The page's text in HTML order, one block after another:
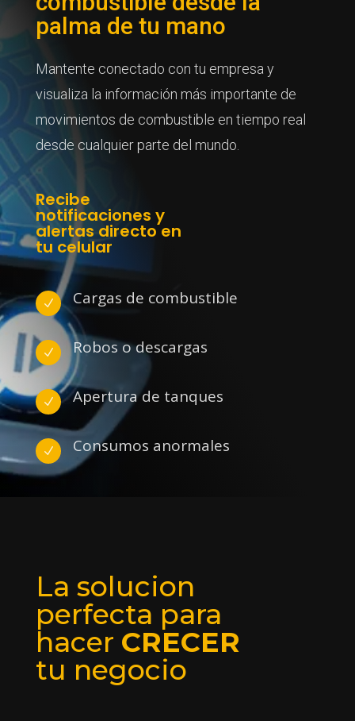
palma de tu mano
Mantente conectado con tu empresa y
visualiza la información más importante de
movimientos de combustible en tiempo real
desde cualquier parte del mundo.
Recibe
notificaciones y
alertas directo en
tu celular
N Cargas de combustible
N Robos o descargas
N Apertura de tanques
N Consumos anormales
La solucion
perfecta para
hacer CRECER
tu negocio